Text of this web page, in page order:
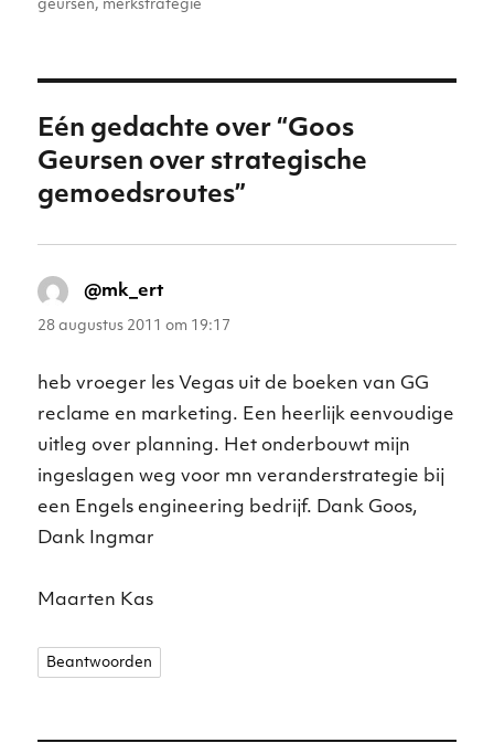
k
geursen, merkstrategie
Eén gedachte over “Goos
Geursen over strategische
gemoedsroutes”
@mk_ert
28 augustus 2011 om 19:17
heb vroeger les Vegas uit de boeken van GG
reclame en marketing. Een heerlijk eenvoudige
uitleg over planning. Het onderbouwt mijn
ingeslagen weg voor mn veranderstrategie bij
een Engels engineering bedrijf. Dank Goos,
Dank Ingmar
Maarten Kas
Beantwoorden